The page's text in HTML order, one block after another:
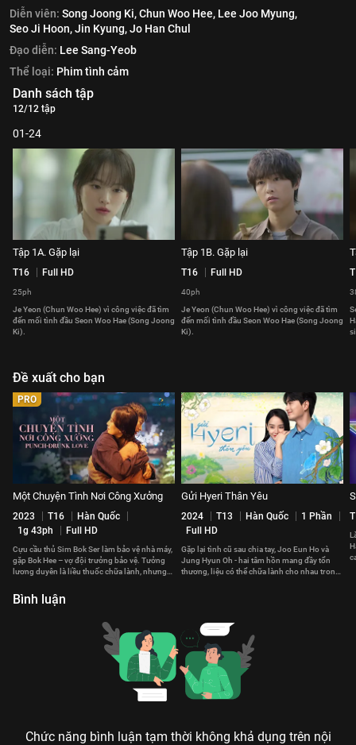
Diễn viên: Song Joong Ki,Chun Woo Hee, Lee Joo Myung,
Seo Ji Hoon,Jin Kyung,Jo Han Chul
Đạo diễn: Lee Sang-Yeob
Thể loại: Phim tình cảm
Danh sách tập
12/12 tập
01-24
Tập 1A. Gặp lại
T16 Full HD
25ph
Je Yeon (Chun Woo Hee) vì công việc đã tìm
đến mối tình đầu Seon Woo Hae (Song Joong
Ki).
Tập 1B. Gặp lại
T16 Full HD
40ph
Je Yeon (Chun Woo Hee) vì công việc đã tìm
đến mối tình đầu Seon Woo Hae (Song Joong
Ki).
Đề xuất cho bạn
PRO
Một Chuyện Tình Nơi Công Xưởng
2023 T16
Hàn Quốc
1g 43ph
Full HD
Cựu cầu thủ Sim Bok Ser làm bảo vệ nhà máy,
gặp Bok Hee – vợ đội trưởng bảo vệ. Tưởng
lương duyên là liều thuốc chữa lành, nhưng
Gửi Hyeri Thân Yêu
2024 T13 Hàn Quốc
1 Phần
Full HD
Gặp lại tình cũ sau chia tay, Joo Eun Ho và
Jung Hyun Oh - hai tâm hồn mang đầy tổn
thương, liệu có thể chữa lành cho nhau trong
Bình luận
Chức năng bình luận tạm thời không khả dụng trên nội